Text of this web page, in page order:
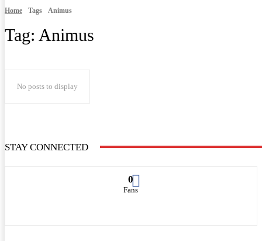
Home Tags Animus
Tag: Animus
No posts to display
STAY CONNECTED
0
Fans